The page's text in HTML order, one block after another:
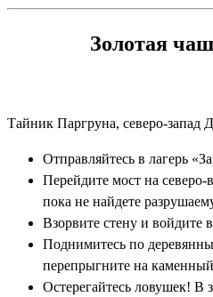
Золотая
Тайник Паргруна, северо-запад
Отправляйтесь в лагерь
Перейдите мост на северо-
пока не найдете
Взорвите стену и войдите
Поднимитесь по
перепрыгните на
Остерегайтесь ловушек! В